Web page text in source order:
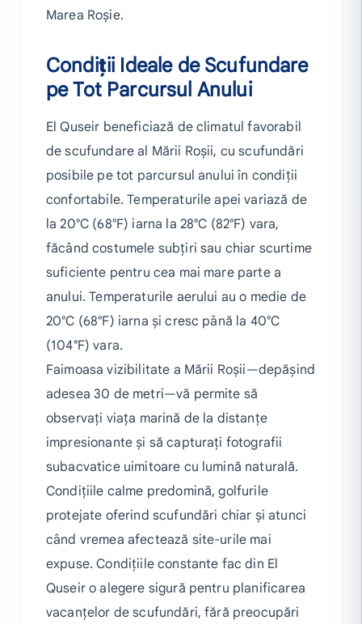
Marea Roșie.
Condiții Ideale de Scufundare
pe Tot Parcursul Anului
El Quseir beneficiază de climatul favorabil
de scufundare al Mării Roșii, cu scufundări
posibile pe tot parcursul anului în condiții
confortabile. Temperaturile apei variază de
la 20°C (68°F) iarna la 28°C (82°F) vara,
făcând costumele subțiri sau chiar scurtime
suficiente pentru cea mai mare parte a
anului. Temperaturile aerului au o medie de
20°C (68°F) iarna și cresc până la 40°C
(104°F) vara.
Faimoasa vizibilitate a Mării Roșii—depășind
adesea 30 de metri—vă permite să
observați viața marină de la distanțe
impresionante și să capturați fotografii
subacvatice uimitoare cu lumină naturală.
Condițiile calme predomină, golfurile
protejate oferind scufundări chiar și atunci
când vremea afectează site-urile mai
expuse. Condițiile constante fac din El
Quseir o alegere sigură pentru planificarea
vacanțelor de scufundări, fără preocupări